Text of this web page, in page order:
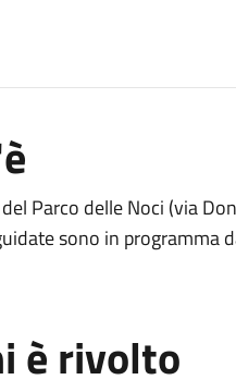
Parco delle Noci (via
sono in programma
è rivolto